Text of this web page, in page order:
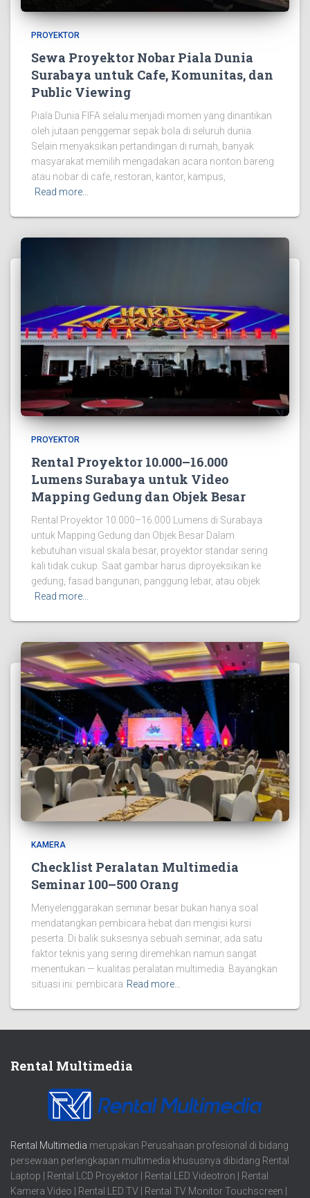
PROYEKTOR
Sewa Proyektor Nobar Piala Dunia
Surabaya untuk Cafe, Komunitas, dan
Public Viewing
Piala Dunia FIFA selalu menjadi momen yang dinantikan
oleh jutaan penggemar sepak bola di seluruh dunia.
Selain menyaksikan pertandingan di rumah, banyak
masyarakat memilih mengadakan acara nonton bareng
atau nobar di cafe, restoran, kantor, kampus,
Read more…
PROYEKTOR
Rental Proyektor 10.000–16.000
Lumens Surabaya untuk Video
Mapping Gedung dan Objek Besar
Rental Proyektor 10.000–16.000 Lumens di Surabaya
untuk Mapping Gedung dan Objek Besar Dalam
kebutuhan visual skala besar, proyektor standar sering
kali tidak cukup. Saat gambar harus diproyeksikan ke
gedung, fasad bangunan, panggung lebar, atau objek
Read more…
KAMERA
Checklist Peralatan Multimedia
Seminar 100–500 Orang
Menyelenggarakan seminar besar bukan hanya soal
mendatangkan pembicara hebat dan mengisi kursi
peserta. Di balik suksesnya sebuah seminar, ada satu
faktor teknis yang sering diremehkan namun sangat
menentukan — kualitas peralatan multimedia. Bayangkan
situasi ini: pembicara Read more…
Rental Multimedia
Rental Multimedia merupakan Perusahaan profesional di bidang
persewaan perlengkapan multimedia khususnya dibidang Rental
Laptop | Rental LCD Proyektor | Rental LED Videotron | Rental
Kamera Video | Rental LED TV | Rental TV Monitor Touchscreen |